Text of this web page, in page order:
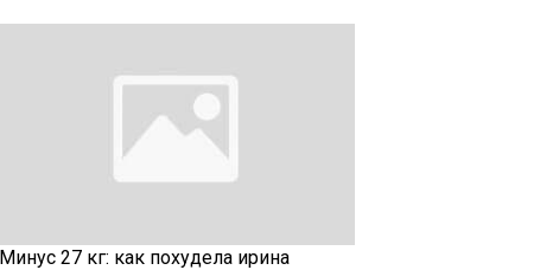
Минус 27 кг: как похудела ирина